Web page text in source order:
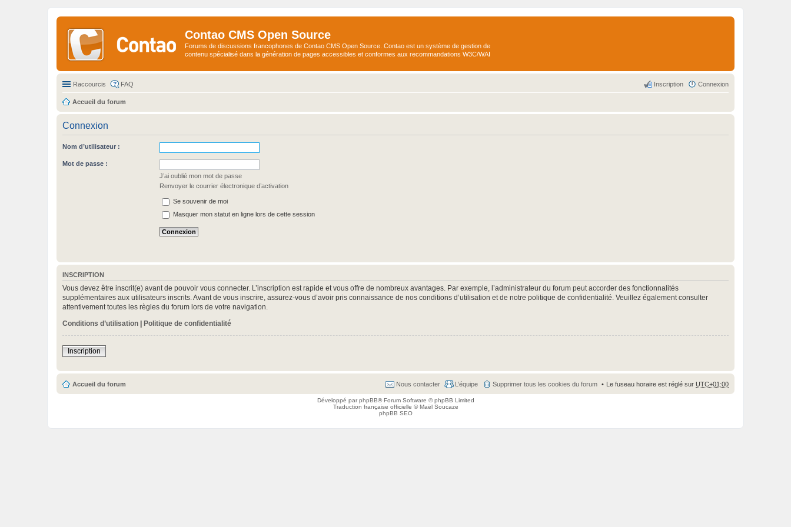
Contao CMS Open Source
Forums de discussions francophones de Contao CMS Open Source. Contao est un système de gestion de
contenu spécialisé dans la génération de pages accessibles et conformes aux recommandations W3C/WAI
Raccourcis FAQ Connexion
Inscription
Accueil du forum
Connexion
Nom d’utilisateur :
Mot de passe :
J’ai oublié mon mot de passe
Renvoyer le courrier électronique d’activation
Se souvenir de moi
Masquer mon statut en ligne lors de cette session
INSCRIPTION
Vous devez être inscrit(e) avant de pouvoir vous connecter. L’inscription est rapide et vous offre de nombreux avantages. Par exemple, l’administrateur du forum peut accorder des fonctionnalités
supplémentaires aux utilisateurs inscrits. Avant de vous inscrire, assurez-vous d’avoir pris connaissance de nos conditions d’utilisation et de notre politique de confidentialité. Veuillez également consulter
attentivement toutes les règles du forum lors de votre navigation.
Conditions d’utilisation
Politique de confidentialité
Inscription
Accueil du forum Le fuseau horaire est réglé sur UTC+01:00
Supprimer tous les cookies du forum
L’équipe
Nous contacter
Développé parphpBB® Forum Software © phpBB Limited
Traduction française officielle ©Maël Soucaze
phpBB SEO